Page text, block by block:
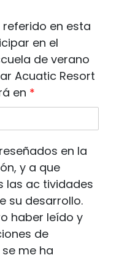
en esta
en el
de verano
Acuatic Resort
en *
en la
y a que
las ac tividades
su desarrollo.
haber leído y
de
me ha